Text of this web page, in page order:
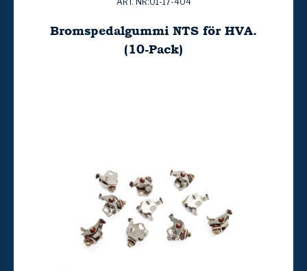
Bromspedalgummi NTS för HVA.
(10-Pack)